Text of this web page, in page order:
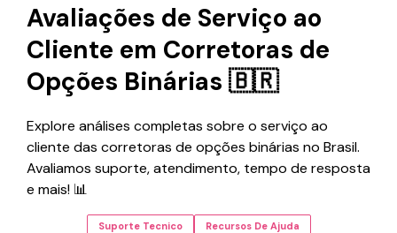
Avaliações de Serviço ao
Cliente em Corretoras de
Opções Binárias 🇧🇷
Explore análises completas sobre o serviço ao
cliente das corretoras de opções binárias no Brasil.
Avaliamos suporte, atendimento, tempo de resposta
e mais! 📊
Suporte Tecnico
Recursos De Ajuda